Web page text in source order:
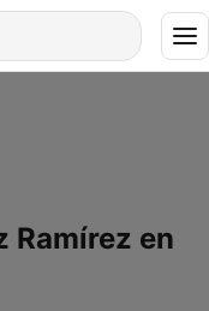
Ramírez en